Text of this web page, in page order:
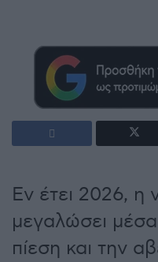
Εν έτει 2026, η
μεγαλώσει
πίεση και την